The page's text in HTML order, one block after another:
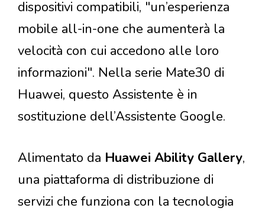
dispositivi compatibili, "un’esperienza
mobile all-in-one che aumenterà la
velocità con cui accedono alle loro
informazioni". Nella serie Mate30 di
Huawei, questo Assistente è in
sostituzione dell’Assistente Google.
Alimentato da Huawei Ability Gallery,
una piattaforma di distribuzione di
servizi che funziona con la tecnologia